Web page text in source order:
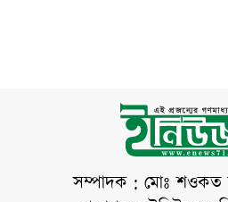
আগস্ট) শহীদ রাষ্ট্রপতি
জিয়াউর রহমান ও
সাবেক প্রধানমন্ত্রী বেগম
খালেদা জিয়ার সমাধিতে
সম্পাদক : মোঃ শওকত